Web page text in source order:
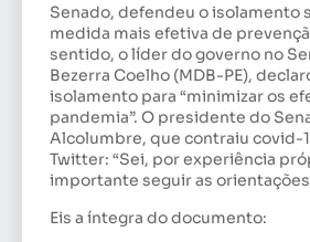
Senado, defendeu o isolamento
medida mais efetiva de
sentido, o líder do governo no
Bezerra Coelho (MDB-PE),
isolamento para “minimizar os
pandemia”. O presidente do
Alcolumbre, que contraiu covid-
Twitter: “Sei, por experiência
importante seguir as orientações
Eis a íntegra do documento: